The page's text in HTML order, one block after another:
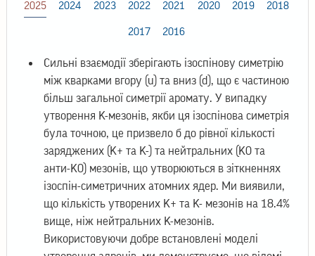
2025 2024 2023 2022 2021 2020 2019 2018
2017 2016
Сильні взаємодії зберігають ізоспінову симетрію
між кварками вгору (u) та вниз (d), що є частиною
більш загальної симетрії аромату. У випадку
утворення K-мезонів, якби ця ізоспінова симетрія
була точною, це призвело б до рівної кількості
заряджених (K+ та K-) та нейтральних (K0 та
анти-K0) мезонів, що утворюються в зіткненнях
ізоспін-симетричних атомних ядер. Ми виявили,
що кількість утворених K+ та K- мезонів на 18.4%
вище, ніж нейтральних K-мезонів.
Використовуючи добре встановлені моделі